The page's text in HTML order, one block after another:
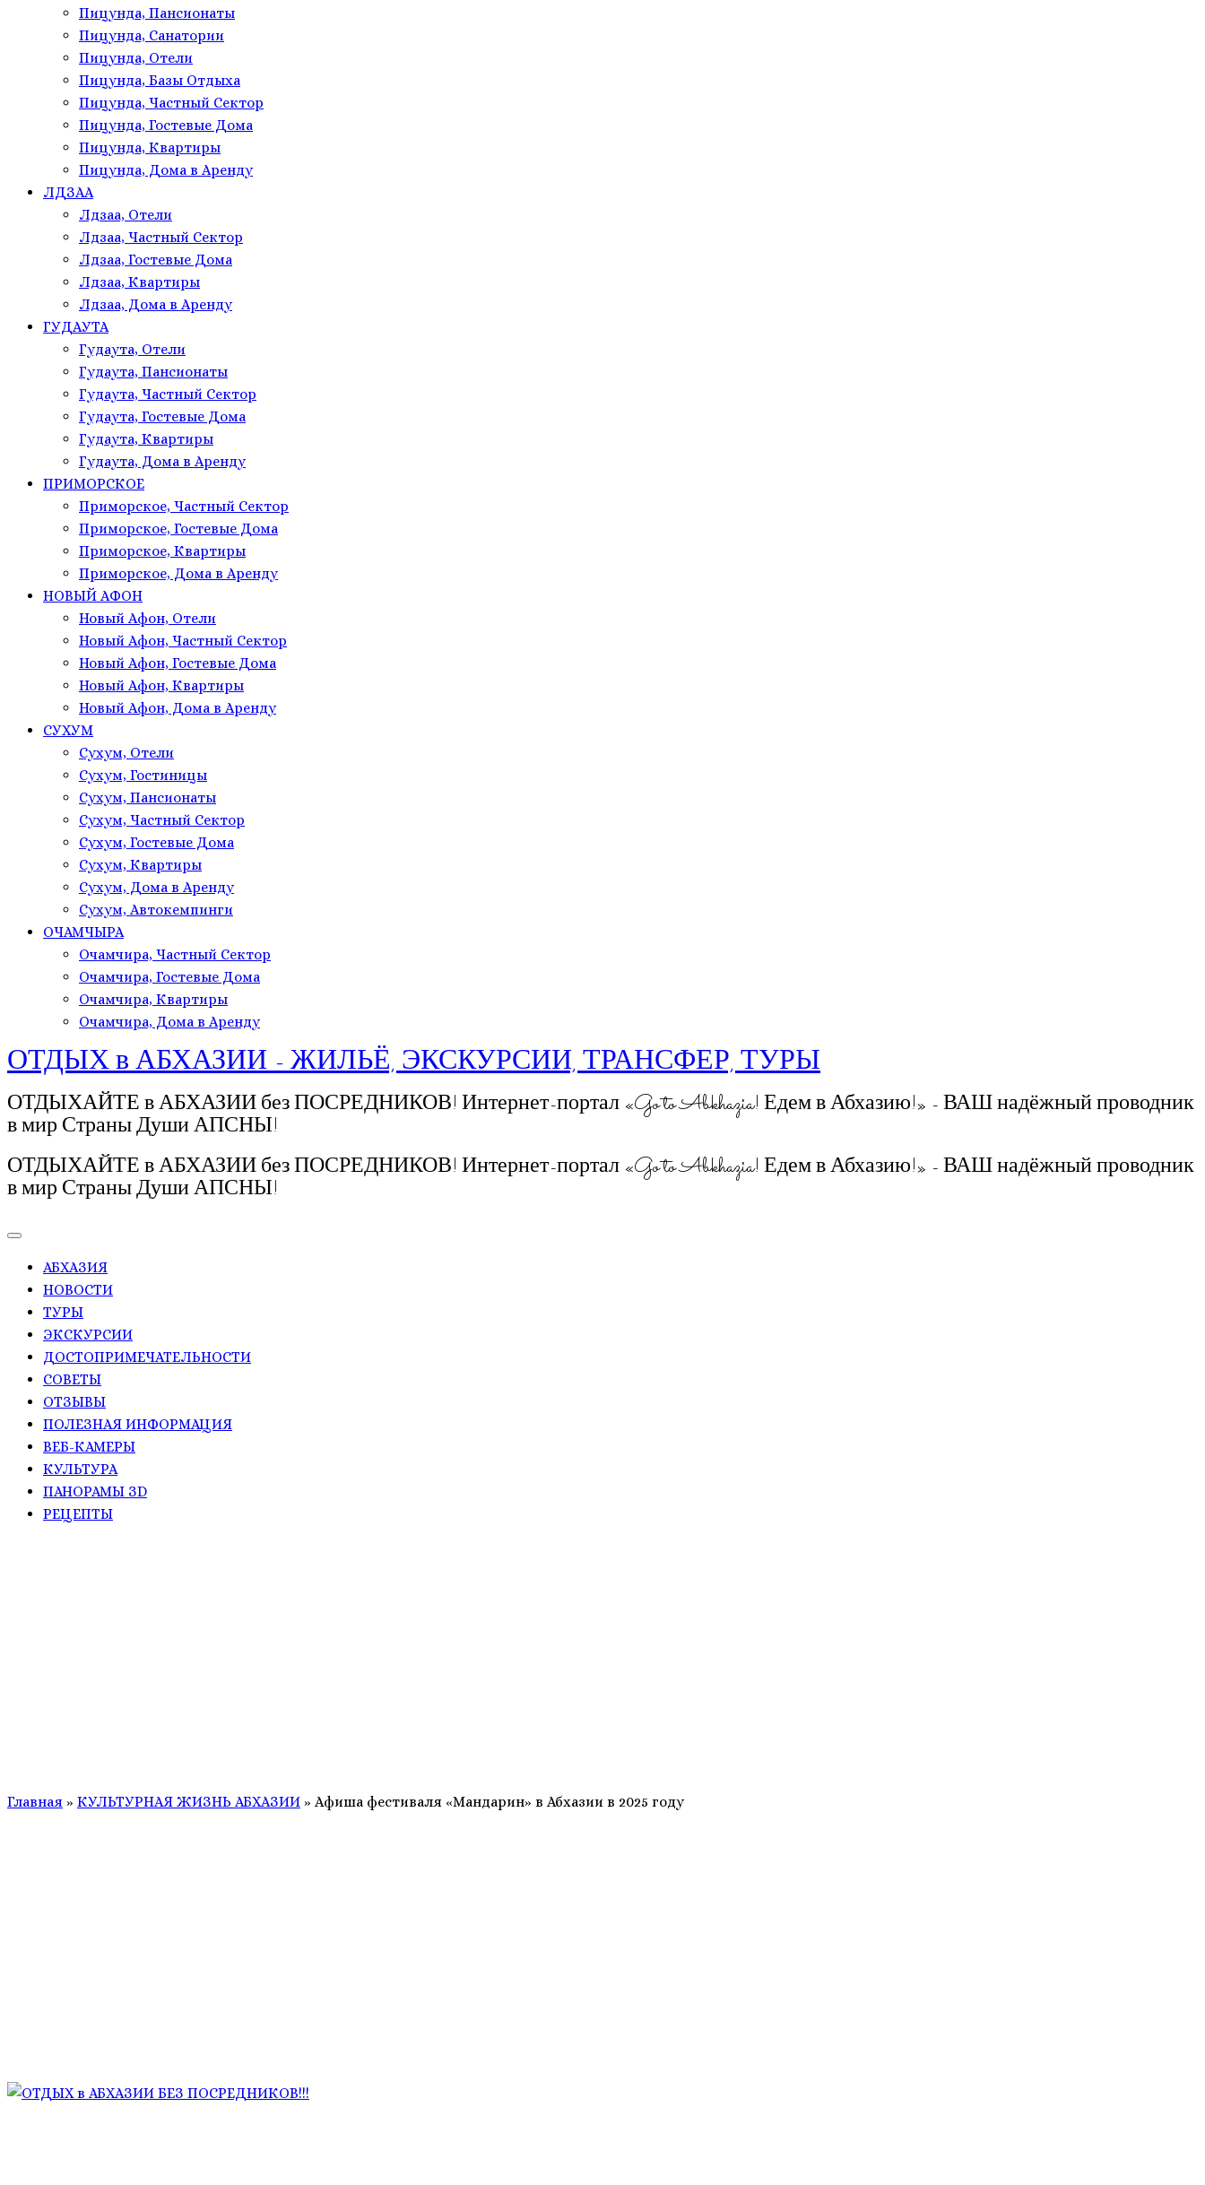
Пицунда, Пансионаты
Пицунда, Санатории
Пицунда, Отели
Пицунда, Базы Отдыха
Пицунда, Частный Сектор
Пицунда, Гостевые Дома
Пицунда, Квартиры
Пицунда, Дома в Аренду
ЛДЗАА
Лдзаа, Отели
Лдзаа, Частный Сектор
Лдзаа, Гостевые Дома
Лдзаа, Квартиры
Лдзаа, Дома в Аренду
ГУДАУТА
Гудаута, Отели
Гудаута, Пансионаты
Гудаута, Частный Сектор
Гудаута, Гостевые Дома
Гудаута, Квартиры
Гудаута, Дома в Аренду
ПРИМОРСКОЕ
Приморское, Частный Сектор
Приморское, Гостевые Дома
Приморское, Квартиры
Приморское, Дома в Аренду
НОВЫЙ АФОН
Новый Афон, Отели
Новый Афон, Частный Сектор
Новый Афон, Гостевые Дома
Новый Афон, Квартиры
Новый Афон, Дома в Аренду
СУХУМ
Сухум, Отели
Сухум, Гостиницы
Сухум, Пансионаты
Сухум, Частный Сектор
Сухум, Гостевые Дома
Сухум, Квартиры
Сухум, Дома в Аренду
Сухум, Автокемпинги
ОЧАМЧЫРА
Очамчира, Частный Сектор
Очамчира, Гостевые Дома
Очамчира, Квартиры
Очамчира, Дома в Аренду
ОТДЫХ в АБХАЗИИ - ЖИЛЬЁ, ЭКСКУРСИИ, ТРАНСФЕР, ТУРЫ
ОТДЫХАЙТЕ в АБХАЗИИ без ПОСРЕДНИКОВ! Интернет-портал «Go to Abkhazia! Едем в Абхазию!» - ВАШ надёжный проводник
в мир Страны Души АПСНЫ!
ОТДЫХАЙТЕ в АБХАЗИИ без ПОСРЕДНИКОВ! Интернет-портал «Go to Abkhazia! Едем в Абхазию!» - ВАШ надёжный проводник
в мир Страны Души АПСНЫ!
АБХАЗИЯ
НОВОСТИ
ТУРЫ
ЭКСКУРСИИ
ДОСТОПРИМЕЧАТЕЛЬНОСТИ
СОВЕТЫ
ОТЗЫВЫ
ПОЛЕЗНАЯ ИНФОРМАЦИЯ
ВЕБ-КАМЕРЫ
КУЛЬТУРА
ПАНОРАМЫ ЗD
РЕЦЕПТЫ
Главная » КУЛЬТУРНАЯ ЖИЗНЬ АБХАЗИИ » Афиша фестиваля «Мандарин» в Абхазии в 2025 году